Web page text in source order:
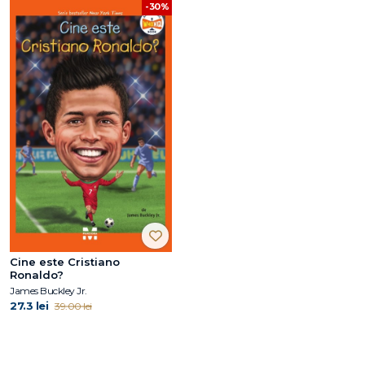
-30%
Cine este Cristiano
Ronaldo?
James Buckley Jr.
27.3 lei 39.00 lei